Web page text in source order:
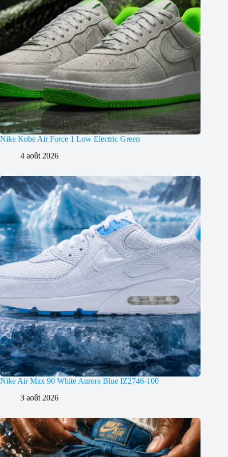
Nike Kobe Air Force 1 Low Electric Green
4 août 2026
Nike Air Max 90 White Aurora Blue IZ2746-100
3 août 2026